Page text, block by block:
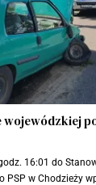
wojewódzkiej
16:01 do
w Chodzieży